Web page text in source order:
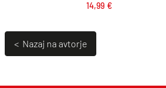
14,99 €
< Nazaj na avtorje